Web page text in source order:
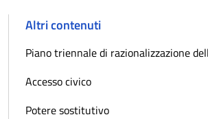
Altri contenuti
Piano triennale di razionalizzazione
Accesso civico
Potere sostitutivo